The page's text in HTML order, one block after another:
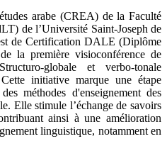
arabe (CREA) de la Faculté
de l’Université Saint-Joseph de
de Certification DALE (Diplôme
la première visioconférence de
globale et verbo-tonale
initiative marque une étape
méthodes d'enseignement des
Elle stimule l’échange de savoirs
ainsi à une amélioration
linguistique, notamment en